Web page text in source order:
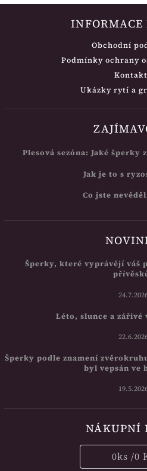
INFORMACE
Obchodní
Podmínky ochrany
Ukázky rytí a
Plesová sezóna: Jaké
Jak je to s
Co jste
Šperky, které vyprávějí váš
Léto, slunce a zářivé
Šperky podle znamení
byl vepsán ve
NÁKUPNÍ
0ks /0